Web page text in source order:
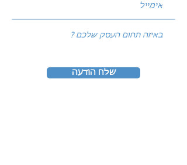
שלח הודעה